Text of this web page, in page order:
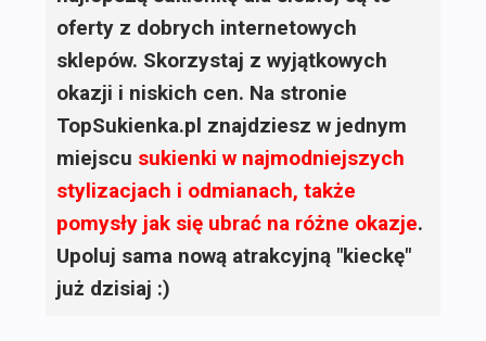
oferty z dobrych internetowych
sklepów. Skorzystaj z wyjątkowych
okazji i niskich cen. Na stronie
TopSukienka.pl znajdziesz w jednym
miejscu sukienki w najmodniejszych
stylizacjach i odmianach, także
pomysły jak się ubrać na różne okazje.
Upoluj sama nową atrakcyjną "kieckę"
już dzisiaj :)